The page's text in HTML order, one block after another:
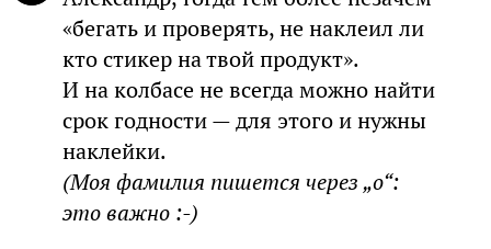
«бегать и проверять, не наклеил ли
кто стикер на твой продукт».
И на колбасе не всегда можно найти
срок годности — для этого и нужны
наклейки.
(Моя фамилия пишется через „о“:
это важно :-)